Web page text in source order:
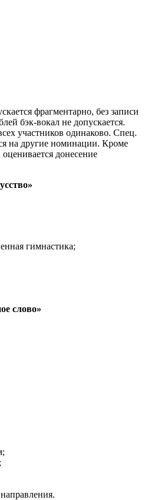
фрагментарно, без записи
бэк-вокал не допускается.
участников одинаково. Спец.
на другие номинации. Кроме
донесение
гимнастика;
слово»